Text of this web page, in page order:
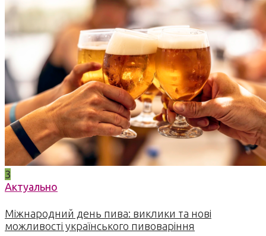
3
Актуально
Міжнародний день пива: виклики та нові
можливості українського пивоваріння